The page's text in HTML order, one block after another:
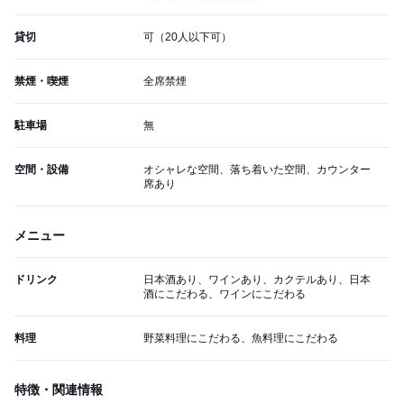
貸切 可（20人以下可）
禁煙・喫煙 全席禁煙
駐車場 無
空間・設備
オシャレな空間、落ち着いた空間、カウンター
席あり
メニュー
ドリンク
日本酒あり、ワインあり、カクテルあり、日本
酒にこだわる、ワインにこだわる
料理 野菜料理にこだわる、魚料理にこだわる
特徴・関連情報